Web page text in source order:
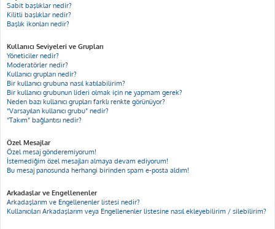
Sabit başlıklar nedir?
Kilitli başlıklar nedir?
Başlık ikonları nedir?
Kullanıcı Seviyeleri ve Grupları
Yöneticiler nedir?
Moderatörler nedir?
Kullanıcı grupları nedir?
Bir kullanıcı grubuna nasıl katılabilirim?
Bir kullanıcı grubunun lideri olmak için ne yapmam gerek?
Neden bazı kullanıcı grupları farklı renkte görünüyor?
“Varsayılan kullanıcı grubu” nedir?
“Takım” bağlantısı nedir?
Özel Mesajlar
Özel mesaj gönderemiyorum!
İstemediğim özel mesajları almaya devam ediyorum!
Bu mesaj panosunda herhangi birinden spam e-posta aldım!
Arkadaşlar ve Engellenenler
Arkadaşlarım ve Engellenenler listesi nedir?
Kullanıcıları Arkadaşlarım veya Engellenenler listesine nasıl ekleyebilirim / silebilirim?